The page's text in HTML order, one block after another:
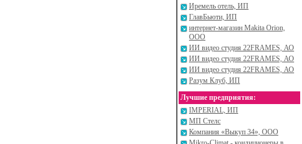
Иремель отель, ИП
ГлавБьюти, ИП
интернет-магазин Makita Orion,
ООО
ИИ видео студия 22FRAMES, АО
ИИ видео студия 22FRAMES, АО
ИИ видео студия 22FRAMES, АО
Разум Клуб, ИП
Лучшие предприятия:
IMPERIAL, ИП
МП Стелс
Компания «Выкуп 34», ООО